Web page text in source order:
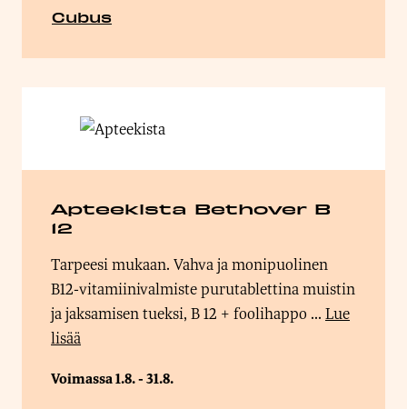
Cubus
Apteekista Bethover B
12
Tarpeesi mukaan. Vahva ja monipuolinen
B12-vitamiinivalmiste purutablettina muistin
ja jaksamisen tueksi, B 12 + foolihappo ... Lue
lisää
Voimassa 1.8. - 31.8.